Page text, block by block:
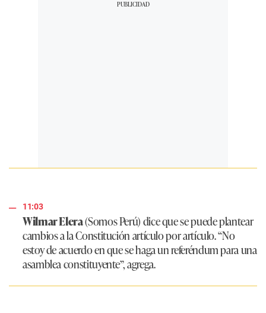
11:03
Wilmar Elera(Somos Perú) dice que se puede plantear
cambios a la Constitución artículo por artículo.“No
estoy de acuerdo en que se haga un referéndum para una
asamblea constituyente”, agrega.